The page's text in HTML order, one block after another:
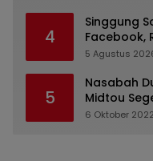
4
Singgung
Facebook,
PDA dan
5 Agustus
5
Nasabah
Midtou
6 Oktober 2022